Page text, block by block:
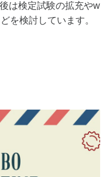
は検定試験の拡充やw
を検討しています。